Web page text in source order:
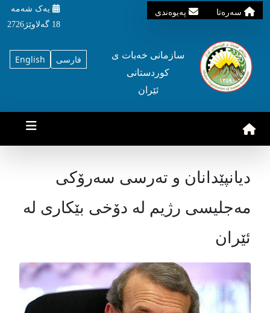
سه‌ره‌تا په‌یوه‌ندی
یه‌ک شه‌مه‌
18 گه‌لاوێژ2726
English فارسی
سازمانی خه‌بات ی
کوردستانی
ئێران
دیانپێدانان و تەرسی سەرۆکی
مەجلیسی رژیم لە دۆخی بێکاری لە
ئێران